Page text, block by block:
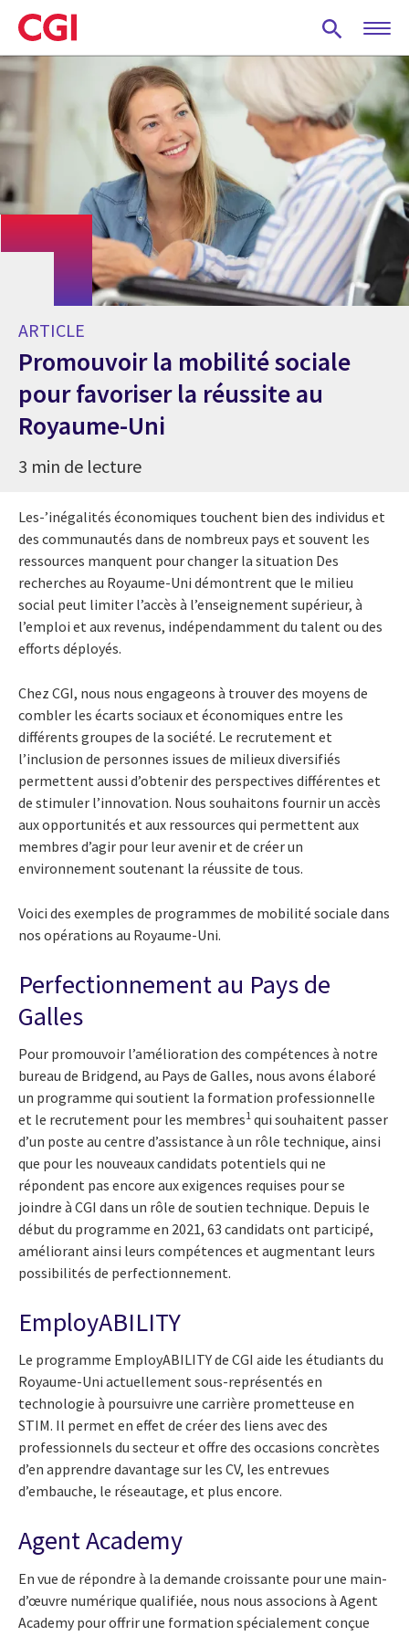
Skip
to
main
content
ARTICLE
Promouvoir la mobilité sociale
pour favoriser la réussite au
Royaume-Uni
3 min de lecture
Les-’inégalités économiques touchent bien des individus et
des communautés dans de nombreux pays et souvent les
ressources manquent pour changer la situation Des
recherches au Royaume-Uni démontrent que le milieu
social peut limiter l’accès à l’enseignement supérieur, à
l’emploi et aux revenus, indépendamment du talent ou des
efforts déployés.
Chez CGI, nous nous engageons à trouver des moyens de
combler les écarts sociaux et économiques entre les
différents groupes de la société. Le recrutement et
l’inclusion de personnes issues de milieux diversifiés
permettent aussi d’obtenir des perspectives différentes et
de stimuler l’innovation. Nous souhaitons fournir un accès
aux opportunités et aux ressources qui permettent aux
membres d’agir pour leur avenir et de créer un
environnement soutenant la réussite de tous.
Voici des exemples de programmes de mobilité sociale dans
nos opérations au Royaume-Uni.
Perfectionnement au Pays de
Galles
Pour promouvoir l’amélioration des compétences à notre
bureau de Bridgend, au Pays de Galles, nous avons élaboré
un programme qui soutient la formation professionnelle
et le recrutement pour les membres1 qui souhaitent passer
d’un poste au centre d’assistance à un rôle technique, ainsi
que pour les nouveaux candidats potentiels qui ne
répondent pas encore aux exigences requises pour se
joindre à CGI dans un rôle de soutien technique. Depuis le
début du programme en 2021, 63 candidats ont participé,
améliorant ainsi leurs compétences et augmentant leurs
possibilités de perfectionnement.
EmployABILITY
Le programme EmployABILITY de CGI aide les étudiants du
Royaume-Uni actuellement sous-représentés en
technologie à poursuivre une carrière prometteuse en
STIM. Il permet en effet de créer des liens avec des
professionnels du secteur et offre des occasions concrètes
d’en apprendre davantage sur les CV, les entrevues
d’embauche, le réseautage, et plus encore.
Agent Academy
En vue de répondre à la demande croissante pour une main-
d’œuvre numérique qualifiée, nous nous associons à Agent
Academy pour offrir une formation spécialement conçue